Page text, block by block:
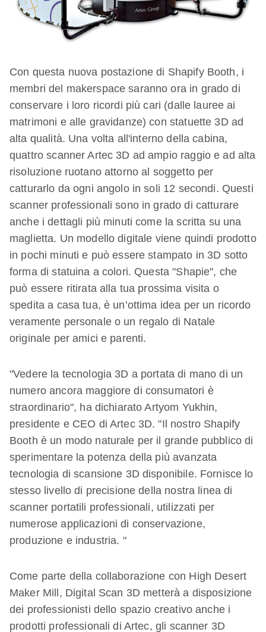
Con questa nuova postazione di Shapify Booth, i
membri del makerspace saranno ora in grado di
conservare i loro ricordi più cari (dalle lauree ai
matrimoni e alle gravidanze) con statuette 3D ad
alta qualità. Una volta all'interno della cabina,
quattro scanner Artec 3D ad ampio raggio e ad alta
risoluzione ruotano attorno al soggetto per
catturarlo da ogni angolo in soli 12 secondi. Questi
scanner professionali sono in grado di catturare
anche i dettagli più minuti come la scritta su una
maglietta. Un modello digitale viene quindi prodotto
in pochi minuti e può essere stampato in 3D sotto
forma di statuina a colori. Questa "Shapie", che
può essere ritirata alla tua prossima visita o
spedita a casa tua, è un’ottima idea per un ricordo
veramente personale o un regalo di Natale
originale per amici e parenti.
"Vedere la tecnologia 3D a portata di mano di un
numero ancora maggiore di consumatori è
straordinario", ha dichiarato Artyom Yukhin,
presidente e CEO di Artec 3D. "Il nostro Shapify
Booth è un modo naturale per il grande pubblico di
sperimentare la potenza della più avanzata
tecnologia di scansione 3D disponibile. Fornisce lo
stesso livello di precisione della nostra linea di
scanner portatili professionali, utilizzati per
numerose applicazioni di conservazione,
produzione e industria. "
Come parte della collaborazione con High Desert
Maker Mill, Digital Scan 3D metterà a disposizione
dei professionisti dello spazio creativo anche i
prodotti professionali di Artec, gli scanner 3D